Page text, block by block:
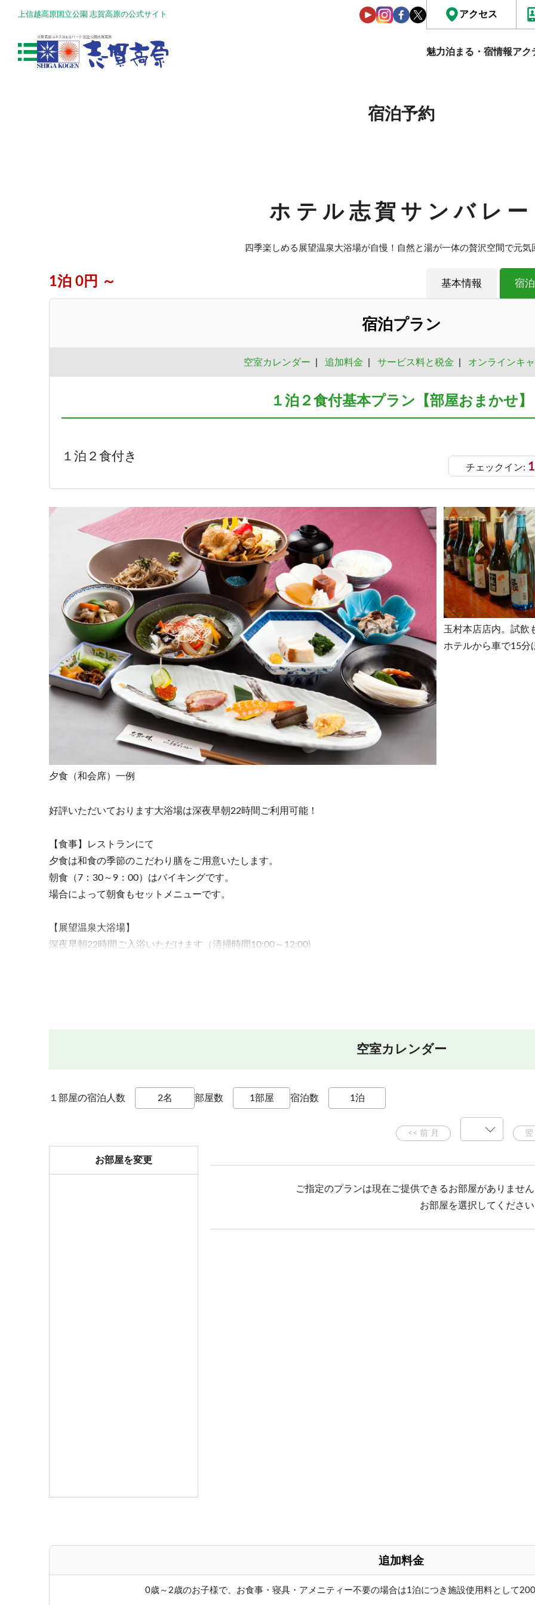
上信越高原国立公園 志賀高原の公式サイト アクセス
魅力泊まる・宿情報アク
宿泊予約
ホテル志賀サンバレー
四季楽しめる展望温泉大浴場が自慢！自然と湯が一体の贅沢空間で元気
1泊 0円 ～ 基本情報 宿
宿泊プラン
空室カレンダー 追加料金 サービス料と税金 オンラインキ
１泊２食付基本プラン【部屋おまかせ】
１泊２食付き
チェックイン:
夕食（和会席）一例
玉村本店店内。試飲
ホテルから車で15分
好評いただいております大浴場は深夜早朝22時間ご利用可能！
【食事】レストランにて
夕食は和食の季節のこだわり膳をご用意いたします。
朝食（7：30～9：00）はバイキングです。
場合によって朝食もセットメニューです。
【展望温泉大浴場】
深夜早朝22時間ご入浴いただけます（清掃時間10:00～12:00)
スキーシーズンの繁忙期（年末年始など）はお断りする場合がありますので、事前にお問い合わせください。使
○ホタル観賞ツアー（7月中旬～8月中旬まで毎晩）参加費500円、雨天中止
○8月8～14日はロビーコンサート開催予定
○手持ち花火ご持参いただければ、ホテル周辺でお楽しみいただけます（バケツや点火用具はご用意します）
○志賀高原ゴールデンライン乗車券、特別割引価格にて
空室カレンダー
１部屋の宿泊人数 部屋数 宿泊数
お部屋を変更
ご指定のプランは現在ご提供できるお部屋がありませ
お部屋を選択してください
追加料金
0歳～2歳のお子様で、お食事・寝具・アメニティー不要の場合は1泊につき施設使用料として